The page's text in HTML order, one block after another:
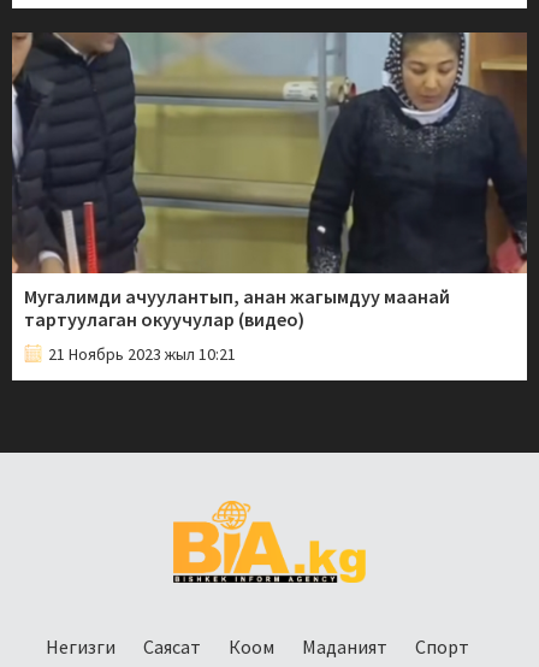
Мугалимди ачуулантып, анан жагымдуу маанай
тартуулаган окуучулар (видео)
21 Ноябрь 2023 жыл 10:21
Негизги Саясат Коом Маданият Спорт